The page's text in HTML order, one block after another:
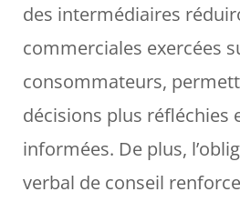
des intermédiaires
commerciales exercées
consommateurs,
décisions plus réfléchies
informées. De plus,
verbal de conseil